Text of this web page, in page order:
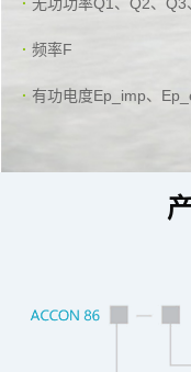
· 频率F
· 有功电度Ep_imp、